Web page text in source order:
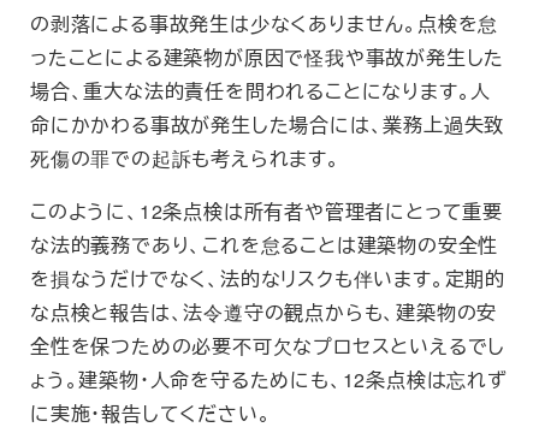
の剥落による事故発生は少なくありません。点検を怠
ったことによる建築物が原因で怪我や事故が発生した
場合、重大な法的責任を問われることになります。人
命にかかわる事故が発生した場合には、業務上過失致
死傷の罪での起訴も考えられます。
このように、12条点検は所有者や管理者にとって重要
な法的義務であり、これを怠ることは建築物の安全性
を損なうだけでなく、法的なリスクも伴います。定期的
な点検と報告は、法令遵守の観点からも、建築物の安
全性を保つための必要不可欠なプロセスといえるでし
ょう。建築物・人命を守るためにも、12条点検は忘れず
に実施・報告してください。